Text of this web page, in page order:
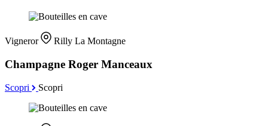
Vigneror Rilly La Montagne
Champagne Roger Manceaux
Scopri Scopri